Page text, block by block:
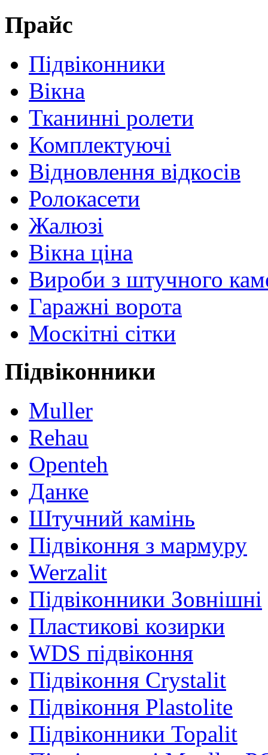
Прайс
Підвіконники
Вікна
Тканинні ролети
Комплектуючі
Відновлення відкосів
Ролокасети
Жалюзі
Вікна ціна
Вироби з штучного
Гаражні ворота
Москітні сітки
Підвіконники
Muller
Rehau
Openteh
Данке
Штучний камінь
Підвіконня з мармуру
Werzalit
Підвіконники Зовнішні
Пластикові козирки
WDS підвіконня
Підвіконня Crystalit
Підвіконня Plastolite
Підвіконники Topalit